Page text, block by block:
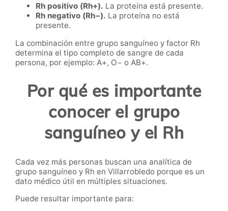
Rh positivo (Rh+). La proteína está presente.
Rh negativo (Rh−). La proteína no está
presente.
La combinación entre grupo sanguíneo y factor Rh
determina el tipo completo de sangre de cada
persona, por ejemplo: A+, O− o AB+.
Por qué es importante
conocer el grupo
sanguíneo y el Rh
Cada vez más personas buscan una analítica de
grupo sanguíneo y Rh en Villarrobledo porque es un
dato médico útil en múltiples situaciones.
Puede resultar importante para: